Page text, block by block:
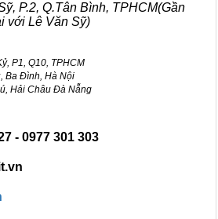
P.2, Q.Tân Bình, TPHCM(Gần
với Lê Văn Sỹ)
P1, Q10, TPHCM
Ba Đình, Hà Nội
Hải Châu Đà Nẵng
- 0977 301 303